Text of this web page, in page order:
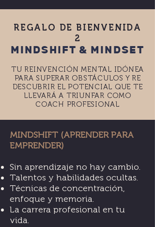
REGALO DE BIENVENIDA
2
MINDSHIFT & MINDSET
TU REINVENCIÓN MENTAL IDÓNEA
PARA SUPERAR OBSTÁCULOS Y RE
DESCUBRIR EL POTENCIAL QUE TE
LLEVARÁ A TRIUNFAR COMO
COACH PROFESIONAL
MINDSHIFT (APRENDER PARA
EMPRENDER)
Sin aprendizaje no hay cambio.
Talentos y habilidades ocultas.
Técnicas de concentración,
enfoque y memoria.
La carrera profesional en tu
vida.